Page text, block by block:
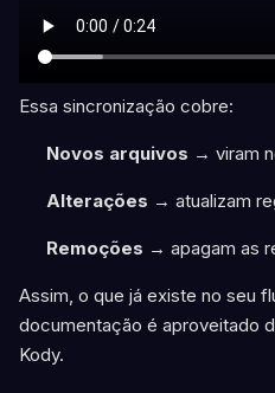
Essa sincronização cobre:
Novos arquivos → viram
Alterações → atualizam
Remoções → apagam as
Assim, o que já existe no seu
documentação é aproveitado
Kody.